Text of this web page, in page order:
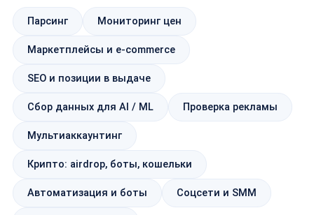
Парсинг Мониторинг цен
Маркетплейсы и e-commerce
SEO и позиции в выдаче
Сбор данных для AI / ML Проверка рекламы
Мультиаккаунтинг
Крипто: airdrop, боты, кошельки
Автоматизация и боты Соцсети и SMM